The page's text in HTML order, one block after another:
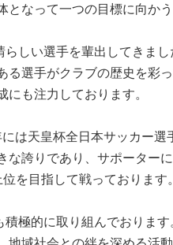
なって一つの目標に向か
しい選手を輩出してきま
選手がクラブの歴史を彩
も注力しております。
は天皇杯全日本サッカー
誇りであり、サポーター
を目指して戦っております。
極的に取り組んでおりま